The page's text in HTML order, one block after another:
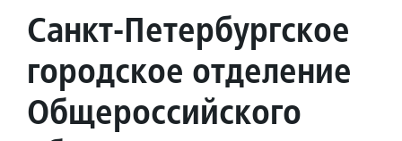
Санкт-Петербургское
городское отделение
Общероссийского